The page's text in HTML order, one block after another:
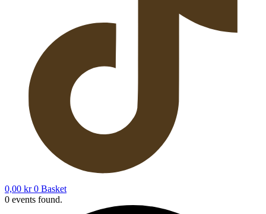
0,00 kr 0 Basket
0 events found.